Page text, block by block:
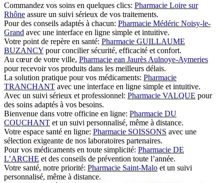
Commandez vos soins en quelques clics: Pharmacie Loire sur
Rhône assure un suivi sérieux de vos traitements.
Pour des conseils adaptés à chacun: Pharmacie Médéric Noisy-le-
Grand avec une interface en ligne simple et intuitive.
Votre point de repère en santé: Pharmacie GUILLAUME
BUZANCY pour concilier sécurité, efficacité et confort.
Au cœur de votre ville, Pharmacie ean Jaurès Aulnoye-Aymeries
pour recevoir vos produits dans les meilleurs délais.
La solution pratique pour vos médicaments: Pharmacie
TRANCHANT avec une interface en ligne simple et intuitive.
Avec un suivi sérieux et professionnel: Pharmacie VALQUE pour
des soins adaptés à vos besoins.
Bienvenue dans votre officine en ligne: Pharmacie DU
COUCHANT et un suivi personnalisé, même à distance.
Votre espace santé en ligne: Pharmacie SOISSONS avec une
sélection exigeante de nos laboratoires partenaires.
Pour vos médicaments en toute simplicité: Pharmacie DE
L’ARCHE et des conseils de prévention toute l’année.
Votre santé, notre priorité: Pharmacie Saint-Malo et un suivi
personnalisé, même à distance.